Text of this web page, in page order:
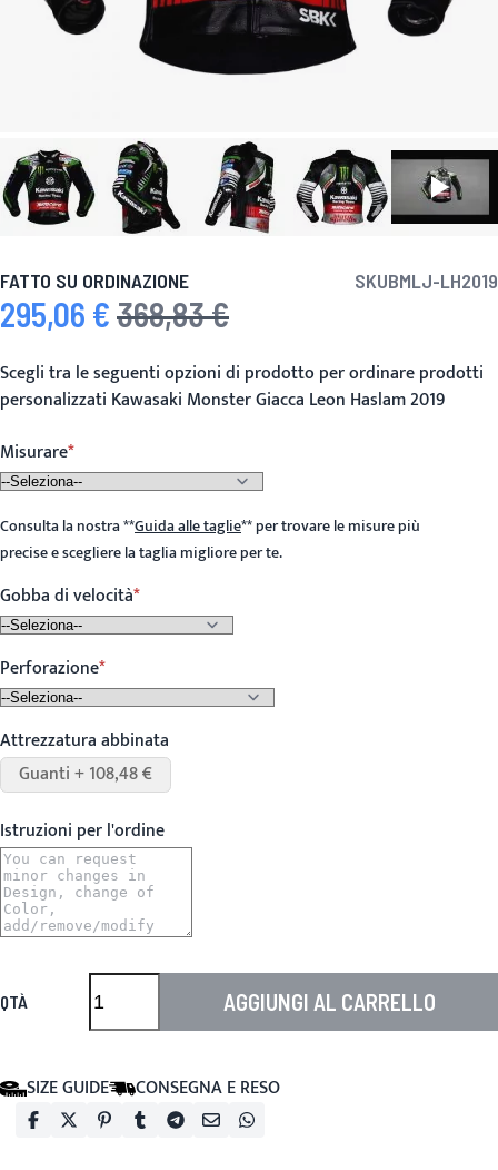
FATTO SU ORDINAZIONE SKUBMLJ-LH2019
Prezzo speciale
295,06 € Prezzo predefinito
368,83 €
Scegli tra le seguenti opzioni di prodotto per ordinare prodotti
personalizzati Kawasaki Monster Giacca Leon Haslam 2019
Misurare
Consulta la nostra**Guida alle taglie**per trovare le misure più
precise e scegliere la taglia migliore per te.
Gobba di velocità
Perforazione
Attrezzatura abbinata
Guanti + 108,48 €
Istruzioni per l'ordine
QTÀ AGGIUNGI AL CARRELLO
SIZE GUIDE CONSEGNA E RESO